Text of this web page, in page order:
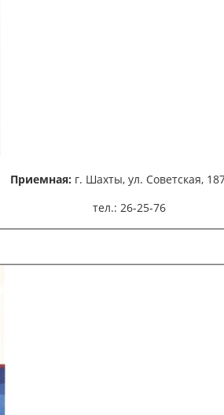
Приемная: г. Шахты, ул. Советская,
тел.: 26-25-76